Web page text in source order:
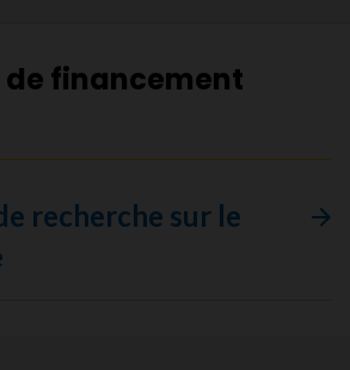
de financement
recherche sur le